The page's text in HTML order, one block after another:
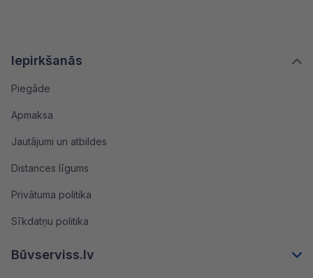
Iepirkšanās
Piegāde
Apmaksa
Jautājumi un atbildes
Distances līgums
Privātuma politika
Sīkdatņu politika
Būvserviss.lv